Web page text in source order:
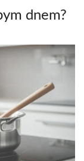
dnem?